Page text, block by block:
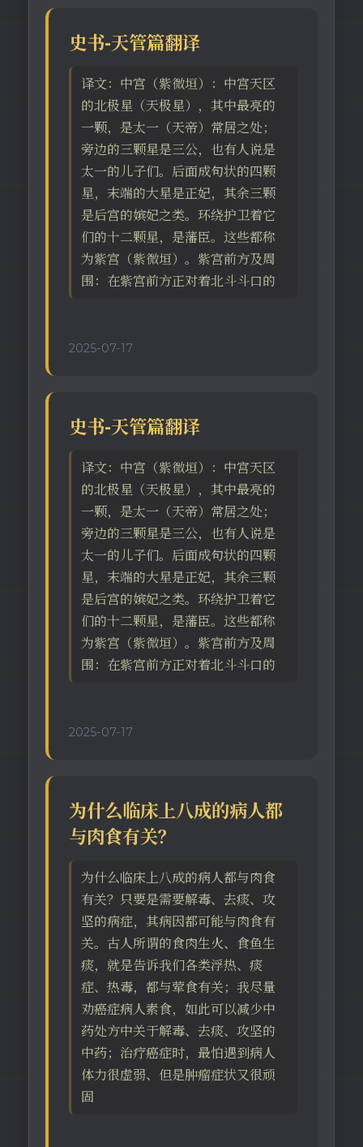
史书-天管篇翻译
译文：中宫（紫微垣）：中宫天区
的北极星（天极星），其中最亮的
一颗，是太一（天帝）常居之处；
旁边的三颗星是三公，也有人说是
太一的儿子们。后面成句状的四颗
星，末端的大星是正妃，其余三颗
是后宫的嫔妃之类。环绕护卫着它
们的十二颗星，是藩臣。这些都称
为紫宫（紫微垣）。紫宫前方及周
围：在紫宫前方正对着北斗斗口的
2025-07-17
史书-天管篇翻译
译文：中宫（紫微垣）：中宫天区
的北极星（天极星），其中最亮的
一颗，是太一（天帝）常居之处；
旁边的三颗星是三公，也有人说是
太一的儿子们。后面成句状的四颗
星，末端的大星是正妃，其余三颗
是后宫的嫔妃之类。环绕护卫着它
们的十二颗星，是藩臣。这些都称
为紫宫（紫微垣）。紫宫前方及周
围：在紫宫前方正对着北斗斗口的
2025-07-17
为什么临床上八成的病人都
与肉食有关？
为什么临床上八成的病人都与肉食
有关？只要是需要解毒、去痰、攻
坚的病症，其病因都可能与肉食有
关。古人所谓的食肉生火、食鱼生
痰，就是告诉我们各类浮热、痰
症、热毒，都与荤食有关；我尽量
劝癌症病人素食，如此可以减少中
药处方中关于解毒、去痰、攻坚的
中药；治疗癌症时，最怕遇到病人
体力很虚弱、但是肿瘤症状又很顽
固